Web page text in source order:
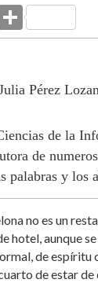
C
o
p
ti
r
Pérez
de la
de
palabras y los
no es un
hotel, aunque
de espíritu
de estar